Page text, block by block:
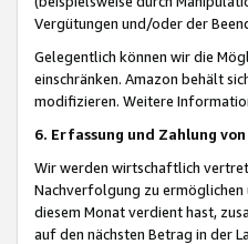
Vergütungen und/oder der
Gelegentlich können wir die
einschränken. Amazon behält
modifizieren. Weitere
6. Erfassung und Zahlung
Wir werden wirtschaftlich
Nachverfolgung zu ermöglichen
diesem Monat verdient hast,
auf den nächsten Betrag in der